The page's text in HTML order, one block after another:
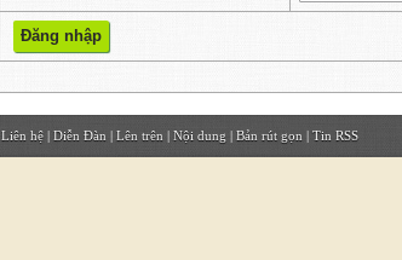
Liên hệ | Diễn Đàn | Lên trên | Nội dung | Bản rút gọn | Tin RSS